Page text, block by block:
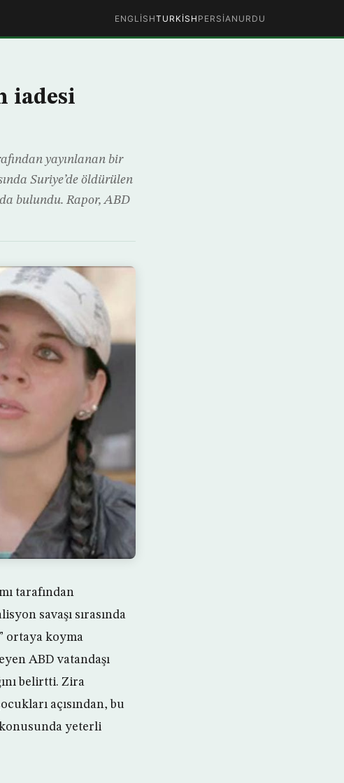
ENGLISHTURKISH PERSIAN URDU
iadesi
yayınlanan bir
Suriye’de öldürülen
bulundu. Rapor, ABD
tarafından
savaşı sırasında
ortaya koyma
ABD vatandaşı
belirtti. Zira
açısından, bu
yeterli